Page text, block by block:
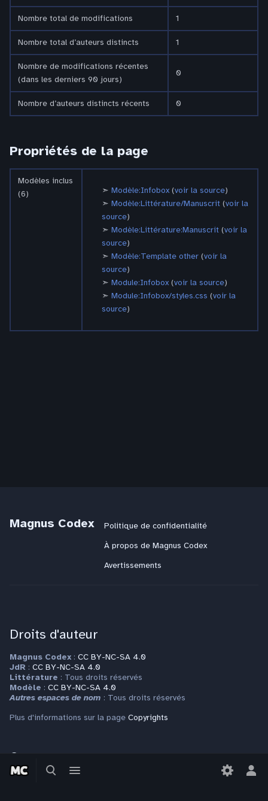
BasculerBasculer
le
Nombre total de modifications 1
Nombre total d’auteurs distincts 1
Nombre de modifications récentes
(dans les derniers 90 jours)
0
Nombre d’auteurs distincts récents 0
Propriétés de la page
Modèles inclus
(6)
Modèle:Infobox(voir la source)
Modèle:Littérature/Manuscrit (voir la
source)
Modèle:Littérature:Manuscrit (voir la
source)
Modèle:Template other (voir la
source)
Module:Infobox(voir la source)
Module:Infobox/styles.css (voir la
source)
Magnus Codex
Politique de confidentialité
À propos de Magnus Codex
Avertissements
Droits d'auteur
Magnus Codex : CC BY-NC-SA 4.0
JdR : CC BY-NC-SA 4.0
Littérature : Tous droits réservés
Modèle : CC BY-NC-SA 4.0
Autres espaces de nom : Tous droits réservés
Plus d'informations sur la page Copyrights
Contact